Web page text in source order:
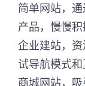
简单网站，
产品，慢慢
企业建站，
试导航模式
商城网站，吸